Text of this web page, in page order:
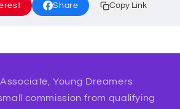
Share Copy Link
Young Dreamers
commission from qualifying